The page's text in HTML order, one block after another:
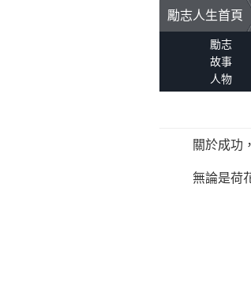
勵志人生首頁
勵志
故事
人物
關於成功，
無論是荷花